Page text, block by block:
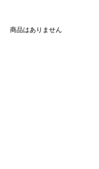
商品はありません